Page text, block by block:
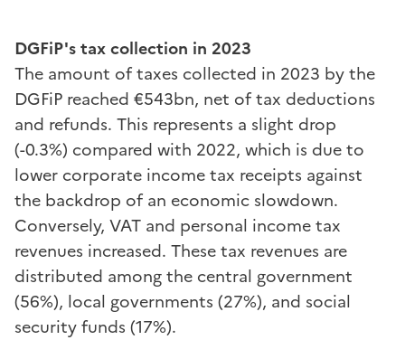
DGFiP's tax collection in 2023
The amount of taxes collected in 2023 by the
DGFiP reached €543bn, net of tax deductions
and refunds. This represents a slight drop
(-0.3%) compared with 2022, which is due to
lower corporate income tax receipts against
the backdrop of an economic slowdown.
Conversely, VAT and personal income tax
revenues increased. These tax revenues are
distributed among the central government
(56%), local governments (27%), and social
security funds (17%).